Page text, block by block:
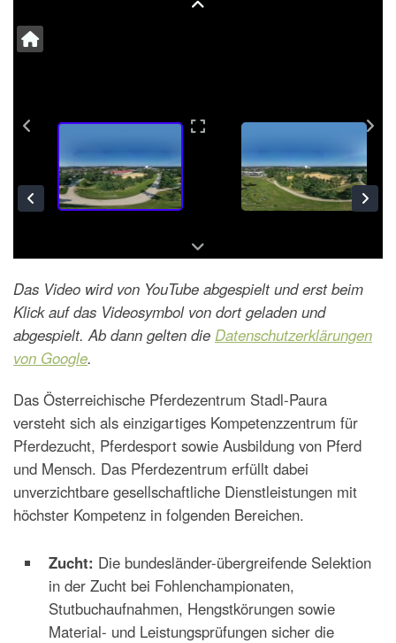
Das Video wird von YouTube abgespielt und erst beim
Klick auf das Videosymbol von dort geladen und
abgespielt. Ab dann gelten die Datenschutzerklärungen
von Google.
Das Österreichische Pferdezentrum Stadl-Paura
versteht sich als einzigartiges Kompetenzzentrum für
Pferdezucht, Pferdesport sowie Ausbildung von Pferd
und Mensch. Das Pferdezentrum erfüllt dabei
unverzichtbare gesellschaftliche Dienstleistungen mit
höchster Kompetenz in folgenden Bereichen.
Zucht: Die bundesländer-übergreifende Selektion
in der Zucht bei Fohlenchampionaten,
Stutbuchaufnahmen, Hengstkörungen sowie
Material- und Leistungsprüfungen sicher die